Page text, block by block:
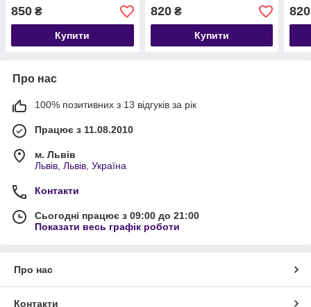
850 ₴
Купити
820₴
Купити
820
Про нас
100% позитивних з 13 відгуків за рік
Працює з 11.08.2010
м. Львів
Львів, Львів, Україна
Контакти
Сьогодні працює з 09:00 до 21:00
Показати весь графік роботи
Про нас
Контакти